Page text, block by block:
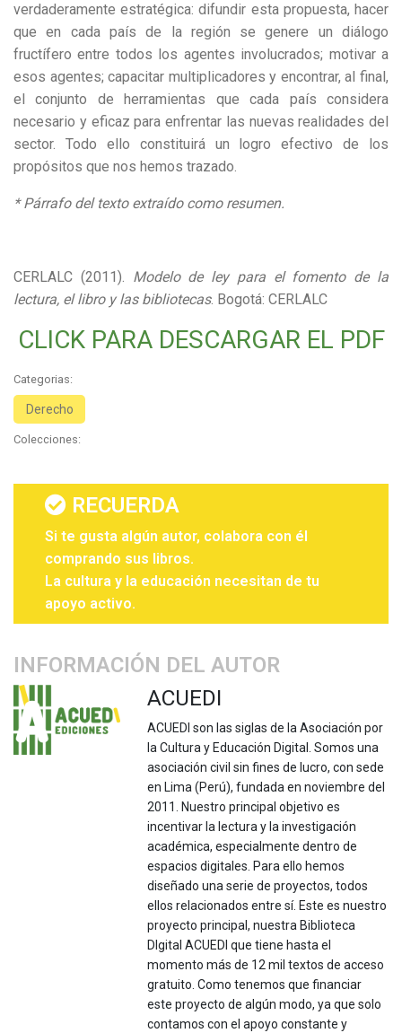
verdaderamente estratégica: difundir esta propuesta, hacer
que en cada país de la región se genere un diálogo
fructífero entre todos los agentes involucrados; motivar a
esos agentes; capacitar multiplicadores y encontrar, al final,
el conjunto de herramientas que cada país considera
necesario y eficaz para enfrentar las nuevas realidades del
sector. Todo ello constituirá un logro efectivo de los
propósitos que nos hemos trazado.
* Párrafo del texto extraído como resumen.
CERLALC (2011). Modelo de ley para el fomento de la
lectura, el libro y las bibliotecas. Bogotá: CERLALC
CLICK PARA DESCARGAR EL PDF
Categorias:
Derecho
Colecciones:
RECUERDA
Si te gusta algún autor, colabora con él
comprando sus libros.
La cultura y la educación necesitan de tu
apoyo activo.
INFORMACIÓN DEL AUTOR
ACUEDI
ACUEDI son las siglas de la Asociación por
la Cultura y Educación Digital. Somos una
asociación civil sin fines de lucro, con sede
en Lima (Perú), fundada en noviembre del
2011. Nuestro principal objetivo es
incentivar la lectura y la investigación
académica, especialmente dentro de
espacios digitales. Para ello hemos
diseñado una serie de proyectos, todos
ellos relacionados entre sí. Este es nuestro
proyecto principal, nuestra Biblioteca
DIgital ACUEDI que tiene hasta el
momento más de 12 mil textos de acceso
gratuito. Como tenemos que financiar
este proyecto de algún modo, ya que solo
contamos con el apoyo constante y